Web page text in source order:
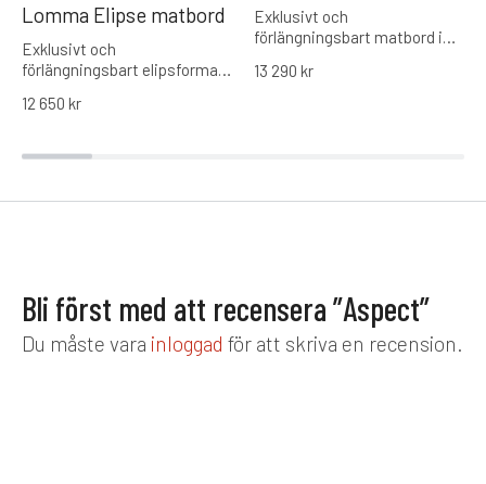
Lomma Elipse matbord
Exklusivt och
förlängningsbart elipsformat
Brafab. Utrustat med
gemenskap och en smidig
12 650 kr
Exklusivt och
förlängningsbart matbord i
Utrustat med en smidig
13 290 kr
Bli först med att recensera ”Aspect”
Du måste vara inloggad för att skriva en recension.